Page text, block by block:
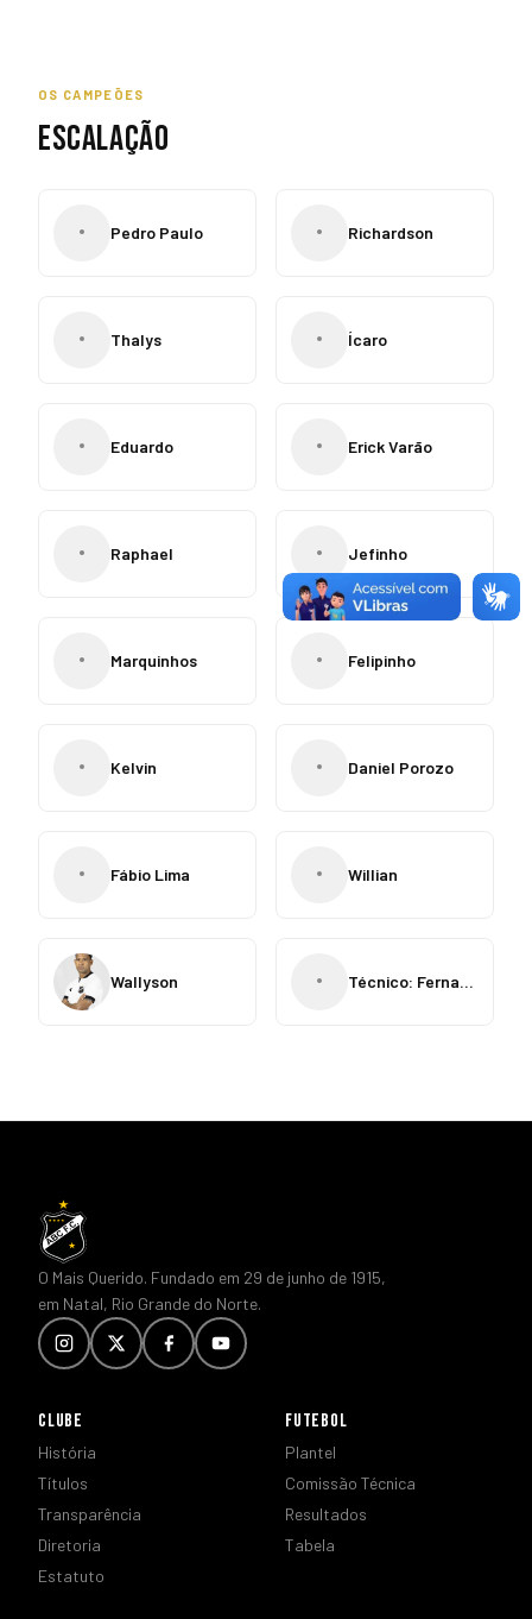
OS CAMPEÕES
ESCALAÇÃO
• Pedro Paulo • Richardson
• Thalys • Ícaro
• Eduardo • Erick Varão
• Raphael • Jefinho
• Marquinhos • Felipinho
• Kelvin • Daniel Porozo
• Fábio Lima • Willian
Wallyson • Técnico: Fernando Marchiori
O Mais Querido. Fundado em 29 de junho de 1915,
em Natal, Rio Grande do Norte.
CLUBE
História
Títulos
Transparência
Diretoria
Estatuto
FUTEBOL
Plantel
Comissão Técnica
Resultados
Tabela